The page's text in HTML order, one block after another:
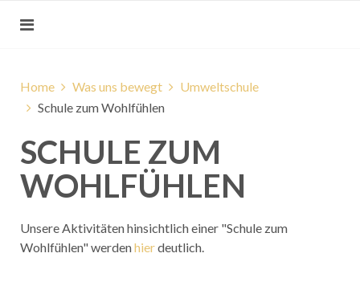
Home Was uns bewegt
Umweltschule
Schule zum Wohlfühlen
SCHULE ZUM
WOHLFÜHLEN
Unsere Aktivitäten hinsichtlich einer "Schule zum
Wohlfühlen" werdenhierdeutlich.